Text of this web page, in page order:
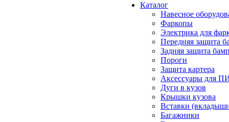
Каталог
Навесное
Фаркопы
Электрика для
Передняя защита
Задняя защита
Пороги
Защита картера
Аксессуары для
Дуги в кузов
Крышки кузова
Вставки
Багажники